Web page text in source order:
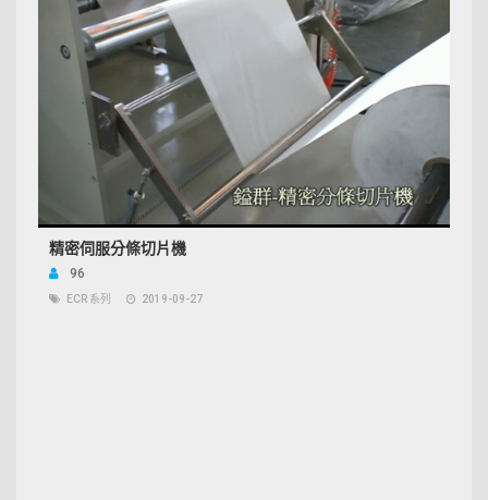
精密伺服分條切片機
96
ECR 系列 2019-09-27